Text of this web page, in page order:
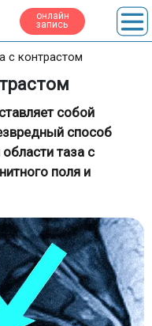
онлайн
запись
с контрастом
собой
способ
таза с
поля и